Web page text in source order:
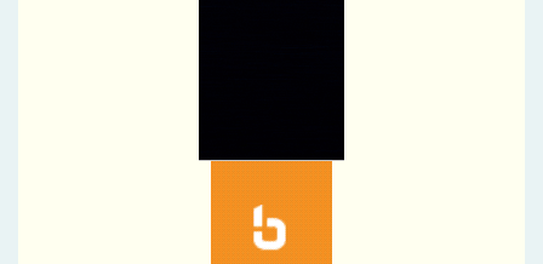
کاهش ناترازی دستاورد مهم بانک مسکن در مدیریت منابع و مصارف
قلم، سلاحی در جنگ آگاهی؛ پیام مدیرعامل هلدینگ سرمایه گذاری